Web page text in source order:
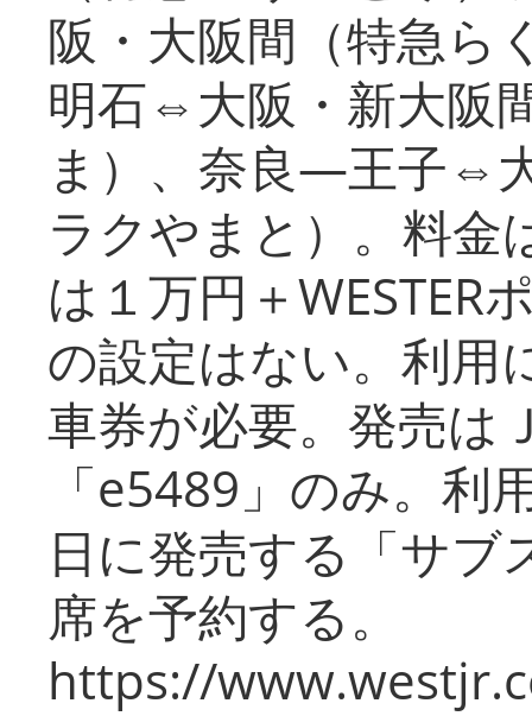
阪・大阪間（特急
明石⇔大阪・新大阪
ま）、奈良―王子⇔
ラクやまと）。料金
は１万円＋WESTER
の設定はない。利用
車券が必要。発売は
「e5489」のみ。利
日に発売する「サブ
席を予約する。
https://